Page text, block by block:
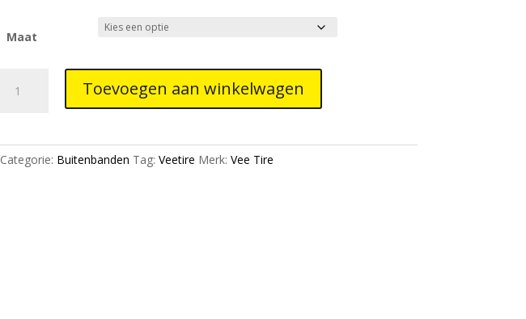
Maat
Tire
SpeedBooster
Black
Toevoegen aan winkelwagen
Categorie: Buitenbanden Tag: Veetire Merk: Vee Tire